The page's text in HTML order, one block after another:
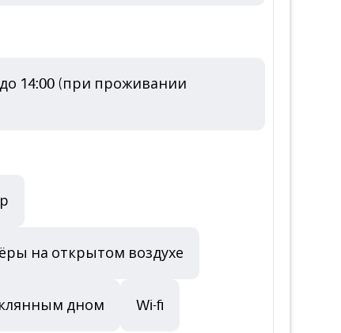
14:00 (при проживании
на открытом воздухе
дном Wi-fi